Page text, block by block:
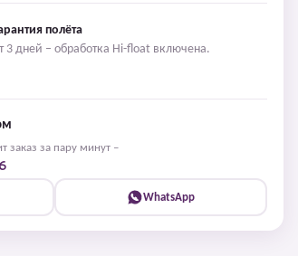
полёта
3 дней – обработка Hi-float включена.
за пару минут –
WhatsApp